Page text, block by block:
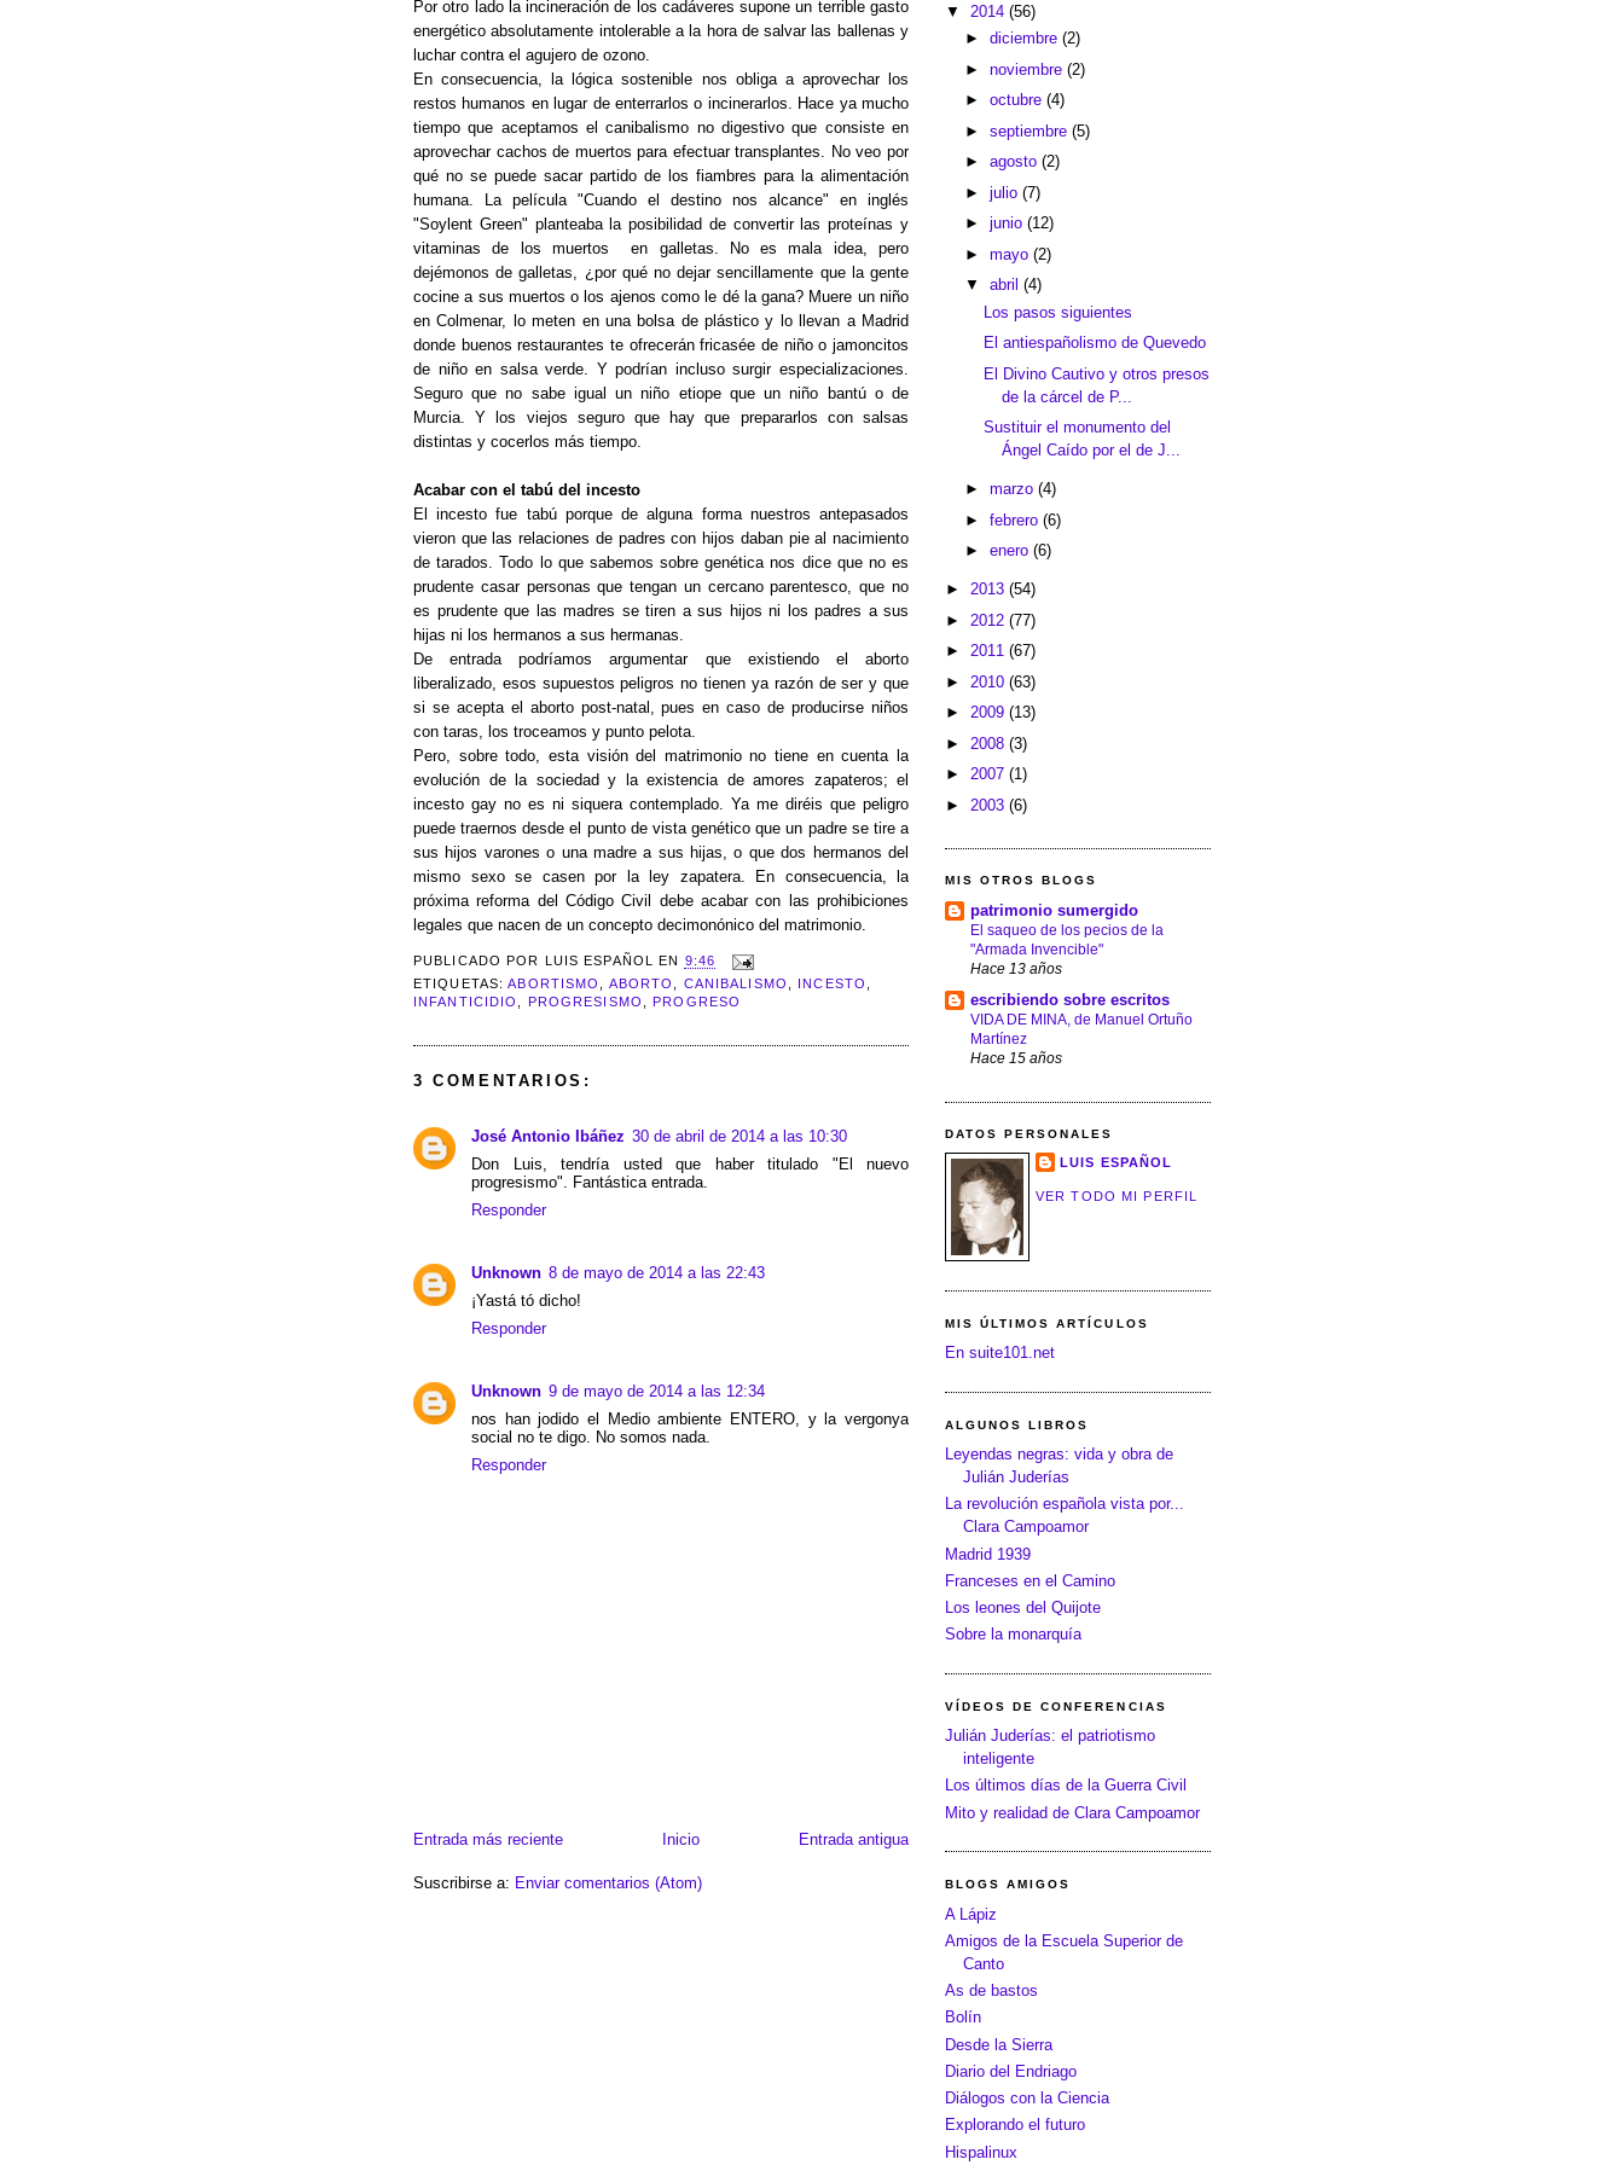
Por otro lado la incineración de los cadáveres supone un terrible gasto
energético absolutamente intolerable a la hora de salvar las ballenas y
luchar contra el agujero de ozono.
En consecuencia, la lógica sostenible nos obliga a aprovechar los
restos humanos en lugar de enterrarlos o incinerarlos. Hace ya mucho
tiempo que aceptamos el canibalismo no digestivo que consiste en
aprovechar cachos de muertos para efectuar transplantes. No veo por
qué no se puede sacar partido de los fiambres para la alimentación
humana. La película "Cuando el destino nos alcance" en inglés
"Soylent Green" planteaba la posibilidad de convertir las proteínas y
vitaminas de los muertos en galletas. No es mala idea, pero
dejémonos de galletas, ¿por qué no dejar sencillamente que la gente
cocine a sus muertos o los ajenos como le dé la gana? Muere un niño
en Colmenar, lo meten en una bolsa de plástico y lo llevan a Madrid
donde buenos restaurantes te ofrecerán fricasée de niño o jamoncitos
de niño en salsa verde. Y podrían incluso surgir especializaciones.
Seguro que no sabe igual un niño etiope que un niño bantú o de
Murcia. Y los viejos seguro que hay que prepararlos con salsas
distintas y cocerlos más tiempo.
Acabar con el tabú del incesto
El incesto fue tabú porque de alguna forma nuestros antepasados
vieron que las relaciones de padres con hijos daban pie al nacimiento
de tarados. Todo lo que sabemos sobre genética nos dice que no es
prudente casar personas que tengan un cercano parentesco, que no
es prudente que las madres se tiren a sus hijos ni los padres a sus
hijas ni los hermanos a sus hermanas.
De entrada podríamos argumentar que existiendo el aborto
liberalizado, esos supuestos peligros no tienen ya razón de ser y que
si se acepta el aborto post-natal, pues en caso de producirse niños
con taras, los troceamos y punto pelota.
Pero, sobre todo, esta visión del matrimonio no tiene en cuenta la
evolución de la sociedad y la existencia de amores zapateros; el
incesto gay no es ni siquera contemplado. Ya me diréis que peligro
puede traernos desde el punto de vista genético que un padre se tire a
sus hijos varones o una madre a sus hijas, o que dos hermanos del
mismo sexo se casen por la ley zapatera. En consecuencia, la
próxima reforma del Código Civil debe acabar con las prohibiciones
legales que nacen de un concepto decimonónico del matrimonio.
PUBLICADO POR LUIS ESPAÑOL EN 9:46
ETIQUETAS:ABORTISMO ABORTO CANIBALISMO INCESTO
INFANTICIDIO
PROGRESISMO ,PROGRESO
3 COMENTARIOS:
José Antonio Ibáñez 30 de abril de 2014 a las 10:30
Don Luis, tendría usted que haber titulado "El nuevo
progresismo". Fantástica entrada.
Responder
Unknown 8 de mayo de 2014 a las 22:43
¡Yastá tó dicho!
Responder
Unknown 9 de mayo de 2014 a las 12:34
nos han jodido el Medio ambiente ENTERO, y la vergonya
social no te digo. No somos nada.
Responder
Entrada más reciente Entrada antigua
Inicio
Suscribirse a: Enviar comentarios (Atom)
▼ 2014 (56)
► diciembre (2)
► noviembre (2)
► octubre (4)
► septiembre (5)
► agosto (2)
► julio (7)
► junio (12)
► mayo (2)
▼ abril (4)
Los pasos siguientes
El antiespañolismo de Quevedo
El Divino Cautivo y otros presos
de la cárcel de P...
Sustituir el monumento del
Ángel Caído por el de J...
► marzo (4)
► febrero (6)
► enero (6)
► 2013 (54)
► 2012 (77)
► 2011 (67)
► 2010 (63)
► 2009 (13)
► 2008 (3)
► 2007 (1)
► 2003 (6)
MIS OTROS BLOGS
patrimonio sumergido
El saqueo de los pecios de la
"Armada Invencible"
Hace 13 años
escribiendo sobre escritos
VIDA DE MINA, de Manuel Ortuño
Martínez
Hace 15 años
DATOS PERSONALES
LUIS ESPAÑOL
VER TODO MI PERFIL
MIS ÚLTIMOS ARTÍCULOS
En suite101.net
ALGUNOS LIBROS
Leyendas negras: vida y obra de
Julián Juderías
La revolución española vista por...
Clara Campoamor
Madrid 1939
Franceses en el Camino
Los leones del Quijote
Sobre la monarquía
VÍDEOS DE CONFERENCIAS
Julián Juderías: el patriotismo
inteligente
Los últimos días de la Guerra Civil
Mito y realidad de Clara Campoamor
BLOGS AMIGOS
A Lápiz
Amigos de la Escuela Superior de
Canto
As de bastos
Bolín
Desde la Sierra
Diario del Endriago
Diálogos con la Ciencia
Explorando el futuro
Hispalinux